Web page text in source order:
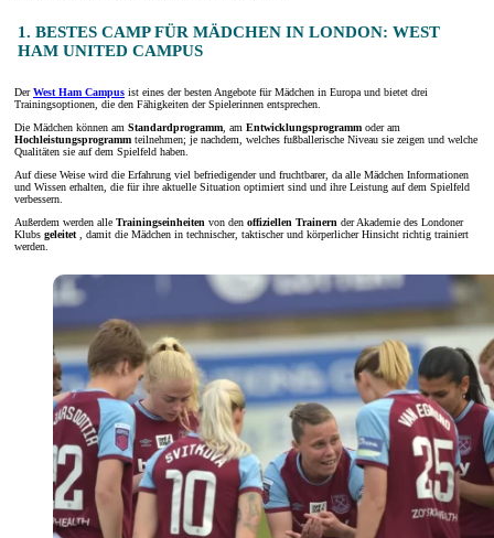
1. BESTES CAMP FÜR MÄDCHEN IN LONDON: WEST
HAM UNITED CAMPUS
DerWest Ham Campus ist eines der besten Angebote für Mädchen in Europa und bietet drei
Trainingsoptionen, die den Fähigkeiten der Spielerinnen entsprechen.
Die Mädchen können am Standardprogramm , am Entwicklungsprogramm oder am
Hochleistungsprogramm teilnehmen; je nachdem, welches fußballerische Niveau sie zeigen und welche
Qualitäten sie auf dem Spielfeld haben.
Auf diese Weise wird die Erfahrung viel befriedigender und fruchtbarer, da alle Mädchen Informationen
und Wissen erhalten, die für ihre aktuelle Situation optimiert sind und ihre Leistung auf dem Spielfeld
verbessern.
Außerdem werden alle Trainingseinheiten von den offiziellen Trainern der Akademie des Londoner
Klubs geleitet
, damit die Mädchen in technischer, taktischer und körperlicher Hinsicht richtig trainiert
werden.